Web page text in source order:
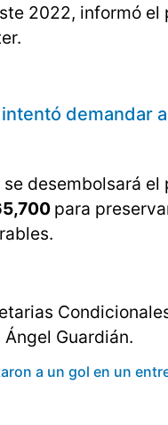
2022, informó el
demandar
se desembolsará el
para
Ángel Guardián.
a un gol en un